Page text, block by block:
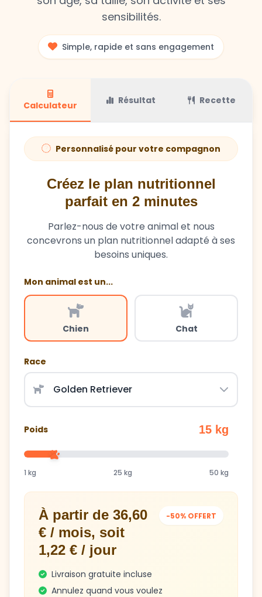
sensibilités.
Simple, rapide et sans engagement
Calculateur Résultat Recette
Personnalisé pour votre compagnon
Créez le plan nutritionnel
parfait en 2 minutes
Parlez-nous de votre animal et nous
concevrons un plan nutritionnel adapté à ses
besoins uniques.
Mon animal est un...
Chien Chat
Race
Poids 15 kg
1 kg 25 kg 50 kg
À partir de 36,60
€ / mois, soit
1,22 € / jour
-50% OFFERT
Livraison gratuite incluse
Annulez quand vous voulez